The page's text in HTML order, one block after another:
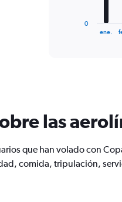
chart
has
Y
axis
ene.
0
las
que han volado con
comida, tripulación,